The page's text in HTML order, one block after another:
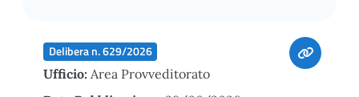
Delibera n. 629/2026
Ufficio: Area Provveditorato